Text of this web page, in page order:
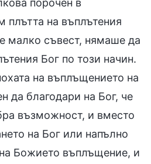
плътта на въплътения
малко съвест, нямаше да
Бог по този начин.
на въплъщението на
да благодари на Бог, че
възможност, и вместо
на Бог или напълно
Божието въплъщение, и